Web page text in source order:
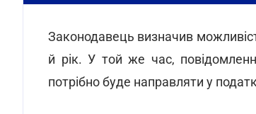
Законодавець визначив
й рік. У той же час,
потрібно буде направляти у